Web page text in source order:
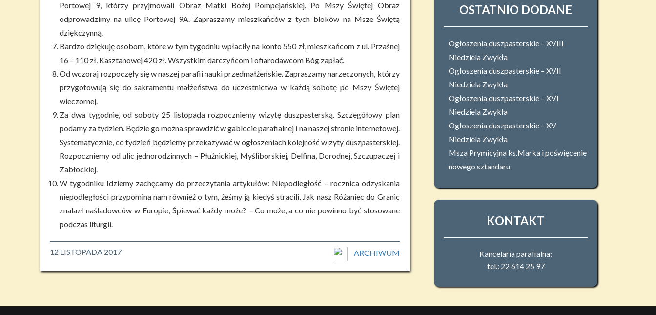
Portowej 9, którzy przyjmowali Obraz Matki Bożej Pompejańskiej. Po Mszy Świętej Obraz
odprowadzimy na ulicę Portowej 9A. Zapraszamy mieszkańców z tych bloków na Msze Świętą
dziękczynną.
Bardzo dziękuję osobom, które w tym tygodniu wpłaciły na konto 550 zł, mieszkańcom z ul. Przaśnej
16 – 110 zł, Kasztanowej 420 zł. Wszystkim darczyńcom i ofiarodawcom Bóg zapłać.
Od wczoraj rozpoczęły się w naszej parafii nauki przedmałżeńskie. Zapraszamy narzeczonych, którzy
przygotowują się do sakramentu małżeństwa do uczestnictwa w każdą sobotę po Mszy Świętej
wieczornej.
Za dwa tygodnie, od soboty 25 listopada rozpoczniemy wizytę duszpasterską. Szczegółowy plan
podamy za tydzień. Będzie go można sprawdzić w gablocie parafialnej i na naszej stronie internetowej.
Systematycznie, co tydzień będziemy przekazywać w ogłoszeniach kolejność wizyty duszpasterskiej.
Rozpoczniemy od ulic jednorodzinnych – Płużnickiej, Myśliborskiej, Delfina, Dorodnej, Szczupaczej i
Zabłockiej.
W tygodniku Idziemy zachęcamy do przeczytania artykułów: Niepodległość – rocznica odzyskania
niepodległości przypomina nam również o tym, żeśmy ją kiedyś stracili, Jak nasz Różaniec do Granic
znalazł naśladowców w Europie, Śpiewać każdy może? – Co może, a co nie powinno być stosowane
podczas liturgii.
12 LISTOPADA 2017 ARCHIWUM
OSTATNIO DODANE
Ogłoszenia duszpasterskie – XVIII
Niedziela Zwykła
Ogłoszenia duszpasterskie – XVII
Niedziela Zwykła
Ogłoszenia duszpasterskie – XVI
Niedziela Zwykła
Ogłoszenia duszpasterskie – XV
Niedziela Zwykła
Msza Prymicyjna ks.Marka i poświęcenie
nowego sztandaru
KONTAKT
Kancelaria parafialna:
tel.: 22 614 25 97